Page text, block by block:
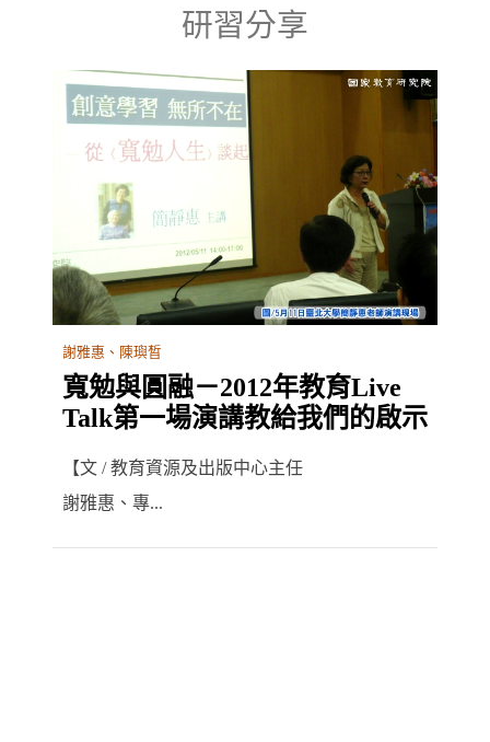
研習分享
謝雅惠、陳璵晳
寬勉與圓融－2012年教育Live
Talk第一場演講教給我們的啟示
【文 / 教育資源及出版中心主任
謝雅惠、專...